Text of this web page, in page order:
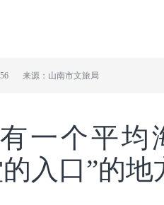
来源：山南市文旅局
一个平均
的入口”的